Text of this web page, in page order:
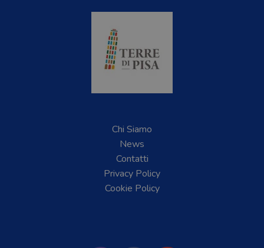
Chi Siamo
News
Contatti
Privacy Policy
Cookie Policy